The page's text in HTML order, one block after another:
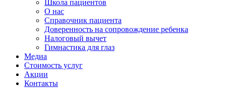
Школа пациентов
О нас
Справочник пациента
Доверенность на сопровождение ребенка
Налоговый вычет
Гимнастика для глаз
Медиа
Стоимость услуг
Акции
Контакты